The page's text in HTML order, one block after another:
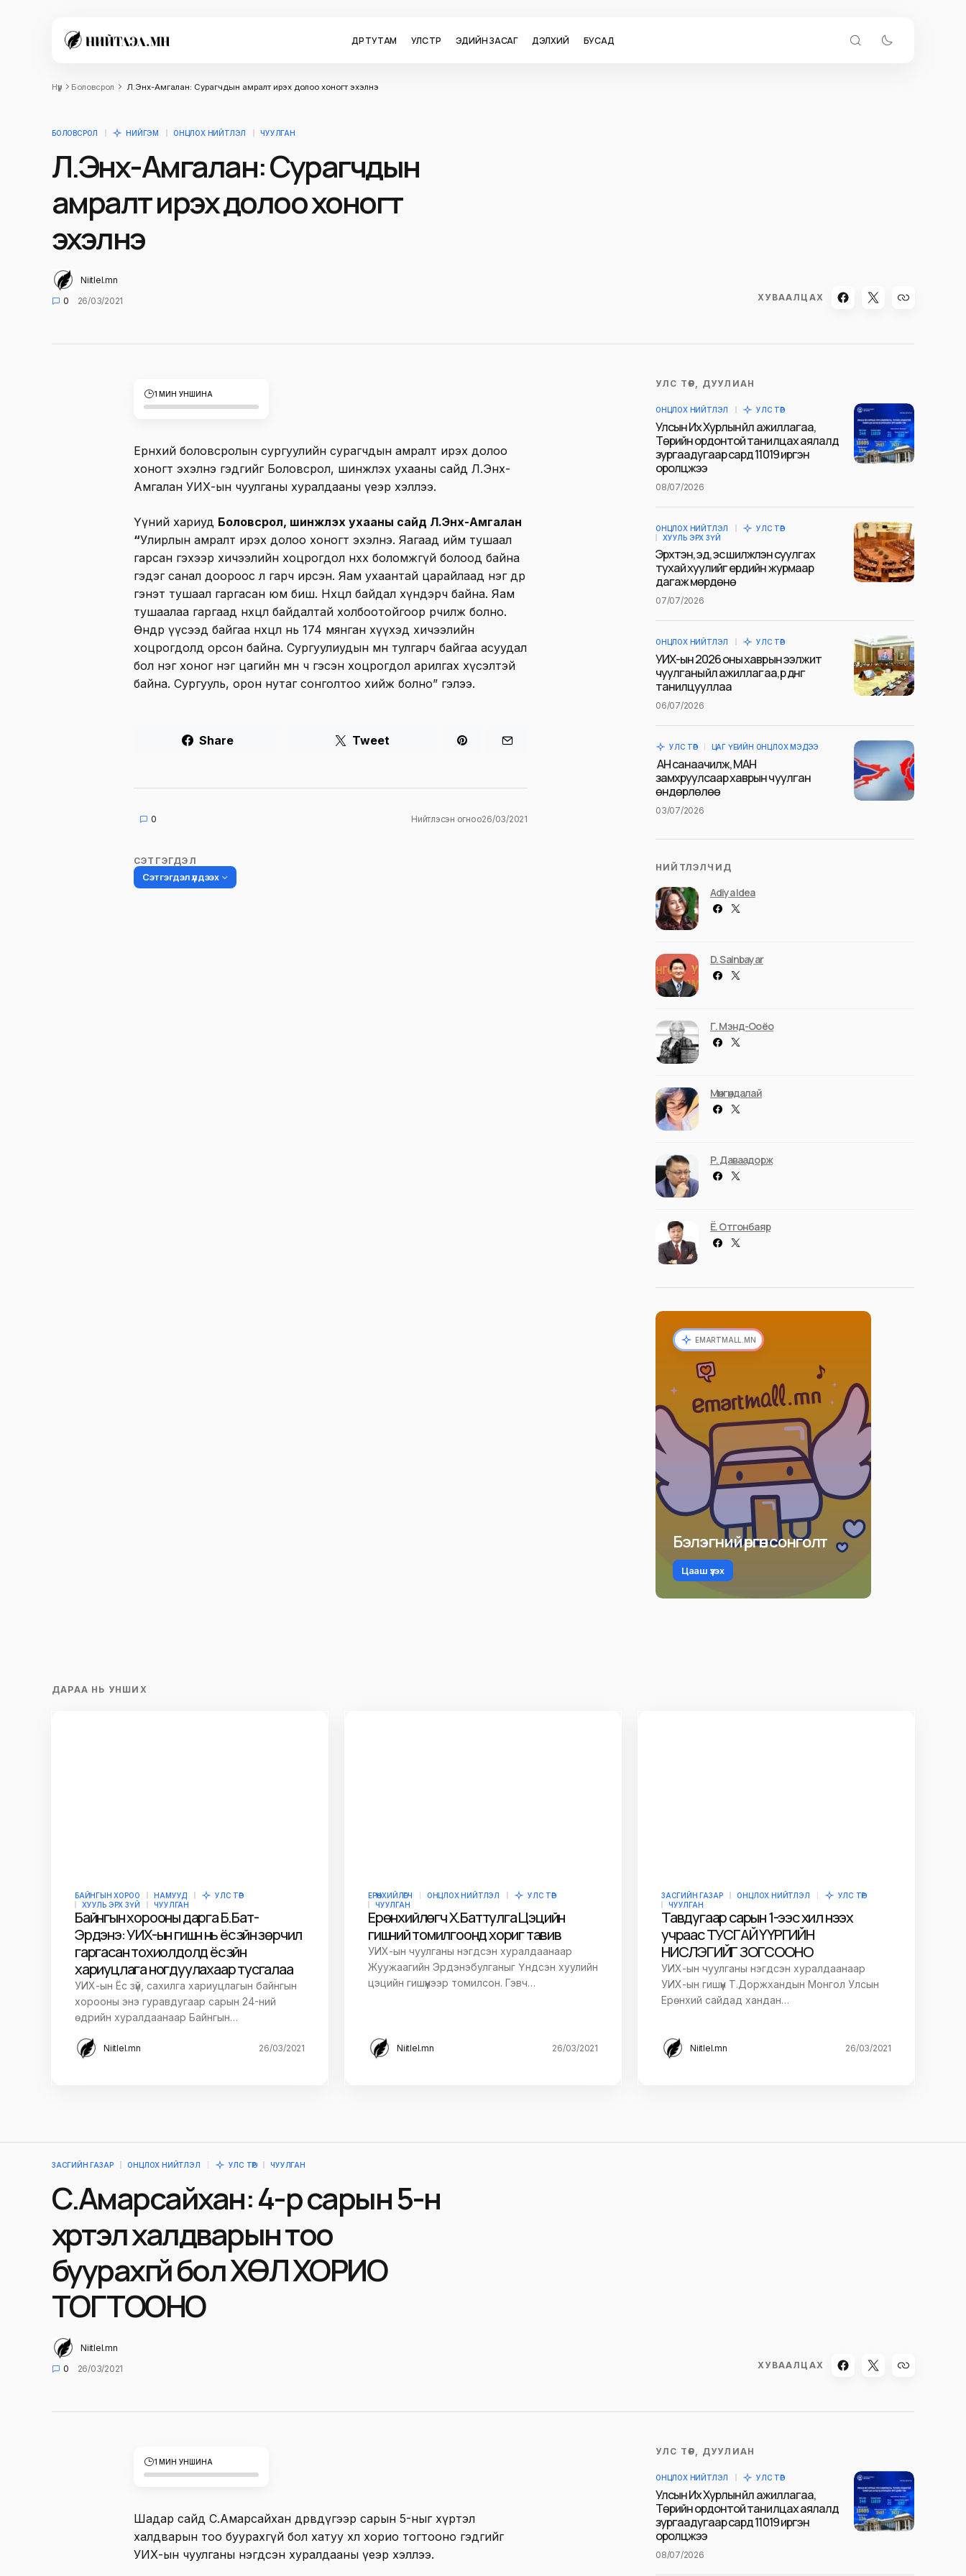
ӨДӨР ТУТАМ УЛС ТӨР ЭДИЙН ЗАСАГ ДЭЛХИЙ БУСАД
Нүүр Боловсрол Л.Энх-Амгалан: Сурагчдын амралт ирэх долоо хоногт эхэлнэ
БОЛОВСРОЛ НИЙГЭМ ОНЦЛОХ НИЙТЛЭЛ ЧУУЛГАН
Л.Энх-Амгалан: Сурагчдын
амралт ирэх долоо хоногт
эхэлнэ
Niitlel.mn
0
26/03/2021 ХУВААЛЦАХ
1 МИН УНШИНА
Ерөнхий боловсролын сургуулийн сурагчдын амралт ирэх долоо
хоногт эхэлнэ гэдгийг Боловсрол, шинжлэх ухааны сайд Л.Энх-
Амгалан УИХ-ын чуулганы хуралдааны үеэр хэллээ.
Үүний хариуд Боловсрол, шинжлэх ухааны сайд Л.Энх-Амгалан
“Улирлын амралт ирэх долоо хоногт эхэлнэ. Яагаад ийм тушаал
гарсан гэхээр хичээлийн хоцрогдол нөхөх боломжгүй болоод байна
гэдэг санал доороос л гарч ирсэн. Яам ухаантай царайлаад нэг өдөр
гэнэт тушаал гаргасан юм биш. Нөхцөл байдал хүндэрч байна. Яам
тушаалаа гаргаад нөхцөл байдалтай холбоотойгоор өөрчилж болно.
Өнөөдөр үүсээд байгаа нөхцөл нь 174 мянган хүүхэд хичээлийн
хоцрогдолд орсон байна. Сургуулиудын өмнө тулгарч байгаа асуудал
бол нэг хоног нэг цагийн өмнө ч гэсэн хоцрогдол арилгах хүсэлтэй
байна. Сургууль, орон нутаг сонголтоо хийж болно” гэлээ.
Share Tweet
0 Нийтлэсэн огноо26/03/2021
СЭТГЭГДЭЛ
Сэтгэгдэл үлдээх
УЛС ТӨР, ДУУЛИАН
ОНЦЛОХ НИЙТЛЭЛ УЛС ТӨР
Улсын Их Хурлын үйл ажиллагаа,
Төрийн ордонтой танилцах аялалд
зургаадугаар сард 11019 иргэн
оролцжээ
08/07/2026
ОНЦЛОХ НИЙТЛЭЛ
УЛС ТӨР
ХУУЛЬ ЭРХ ЗҮЙ
Эрхтэн, эд, эс шилжүүлэн суулгах
тухай хуулийг ердийн журмаар
дагаж мөрдөнө
07/07/2026
ОНЦЛОХ НИЙТЛЭЛ УЛС ТӨР
УИХ-ын 2026 оны хаврын ээлжит
чуулганы үйл ажиллагаа, үр дүнг
танилцууллаа
06/07/2026
УЛС ТӨР ЦАГ ҮЕИЙН ОНЦЛОХ МЭДЭЭ
АН санаачилж, МАН
замхруулсаар хаврын чуулган
өндөрлөлөө
03/07/2026
НИЙТЛЭЛЧИД
Adiya Idea
D. Sainbayar
Г. Мэнд-Ооёо
Мөнгөндалай
Р. Даваадорж
Ё. Отгонбаяр
EMARTMALL.MN
Бэлэгний өргөн сонголт
Цааш үзэх
ДАРАА НЬ УНШИХ
БАЙНГЫН ХОРОО НАМУУД
УЛС ТӨР
ХУУЛЬ ЭРХ ЗҮЙ
ЧУУЛГАН
Байнгын хорооны дарга Б.Бат-
Эрдэнэ: УИХ-ын гишүүн нь ёс зүйн зөрчил
гаргасан тохиолдолд ёс зүйн
хариуцлага ногдуулахаар тусгалаа
УИХ-ын Ёс зүй, сахилга хариуцлагын байнгын
хорооны энэ гуравдугаар сарын 24-ний
өдрийн хуралдаанаар Байнгын…
Niitlel.mn 26/03/2021
ЕРӨНХИЙЛӨГЧ ОНЦЛОХ НИЙТЛЭЛ
УЛС ТӨР
ЧУУЛГАН
Ерөнхийлөгч Х.Баттулга Цэцийн
гишүүний томилгоонд хориг тавив
УИХ-ын чуулганы нэгдсэн хуралдаанаар
Жуужаагийн Эрдэнэбулганыг Үндсэн хуулийн
цэцийн гишүүнээр томилсон. Гэвч…
Niitlel.mn 26/03/2021
ЗАСГИЙН ГАЗАР ОНЦЛОХ НИЙТЛЭЛ
УЛС ТӨР
ЧУУЛГАН
Тавдугаар сарын 1-ээс хил нээх
учраас ТУСГАЙ ҮҮРГИЙН
НИСЛЭГИЙГ ЗОГСООНО
УИХ-ын чуулганы нэгдсэн хуралдаанаар
УИХ-ын гишүүн Т.Доржхандын Монгол Улсын
Ерөнхий сайдад хандан…
Niitlel.mn 26/03/2021
ЗАСГИЙН ГАЗАР ОНЦЛОХ НИЙТЛЭЛ УЛС ТӨР ЧУУЛГАН
С.Амарсайхан: 4-р сарын 5-н
хүртэл халдварын тоо
буурахгүй бол ХӨЛ ХОРИО
ТОГТООНО
Niitlel.mn
0
26/03/2021 ХУВААЛЦАХ
1 МИН УНШИНА
Шадар сайд С.Амарсайхан дөрөвдүгээр сарын 5-ныг хүртэл
халдварын тоо буурахгүй бол хатуу хөл хорио тогтооно гэдгийг
УИХ-ын чуулганы нэгдсэн хуралдааны үеэр хэллээ.
УЛС ТӨР, ДУУЛИАН
ОНЦЛОХ НИЙТЛЭЛ УЛС ТӨР
Улсын Их Хурлын үйл ажиллагаа,
Төрийн ордонтой танилцах аялалд
зургаадугаар сард 11019 иргэн
оролцжээ
08/07/2026